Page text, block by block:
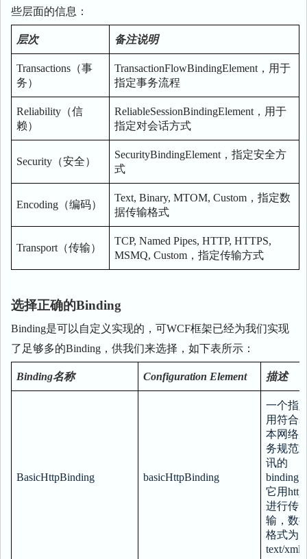
些层面的信息：
层次 备注说明
Transactions（事
务）
TransactionFlowBindingElement，用于
指定事务流程
Reliability（信
赖）
ReliableSessionBindingElement，用于
指定对会话方式
Security（安全）
SecurityBindingElement，指定安全方
式
Encoding（编码）
Text, Binary, MTOM, Custom，指定数
据传输格式
Transport（传输）
TCP, Named Pipes, HTTP, HTTPS,
MSMQ, Custom，指定传输方式
选择正确的Binding
Binding是可以自定义实现的，可WCF框架已经为我们实现
了足够多的Binding，供我们来选择，如下表所示：
Binding名称 Configuration Element 描述
BasicHttpBinding basicHttpBinding
一个指
用符合
本网络
务规范
讯的
binding
它用http
进行传
输，数
格式为
text/xml